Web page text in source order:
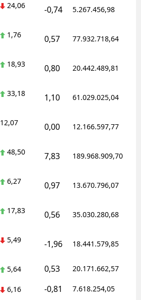
24,06 -0,74 5.267.456,98
1,76 0,57 77.932.718,64
18,93 0,80 20.442.489,81
33,18 1,10 61.029.025,04
12,07 0,00 12.166.597,77
48,50 7,83 189.968.909,70
6,27 0,97 13.670.796,07
17,83 0,56 35.030.280,68
5,49 -1,96 18.441.579,85
5,64 0,53 20.171.662,57
6,16 -0,81 7.618.254,05